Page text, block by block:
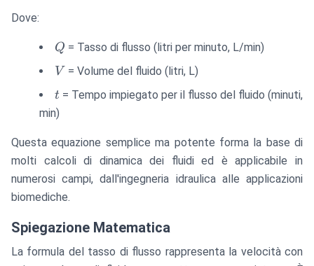
{t}
Dove:
Q
Q = Tasso di flusso (litri per minuto, L/min)
V
V = Volume del fluido (litri, L)
t
t = Tempo impiegato per il flusso del fluido (minuti,
min)
Questa equazione semplice ma potente forma la base di
molti calcoli di dinamica dei fluidi ed è applicabile in
numerosi campi, dall'ingegneria idraulica alle applicazioni
biomediche.
Spiegazione Matematica
La formula del tasso di flusso rappresenta la velocità con